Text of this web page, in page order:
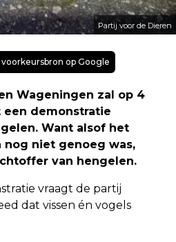
Partij voor de Dieren
op Google
Wageningen zal op 4
demonstratie
Want alsof het
nog niet genoeg was,
van hengelen.
vraagt de partij
dat vissen én vogels